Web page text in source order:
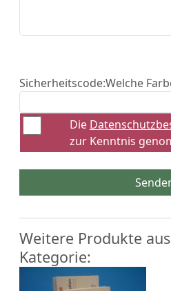
Sicherheitscode:Welche
Die
zur Kenntnis
Weitere Produkte
Kategorie: